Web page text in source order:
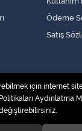
Ödeme
Satış
Yedek Parça
için internet
Aydınlatma